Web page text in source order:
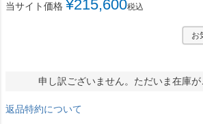
当サイト価格 ¥215,600税込
お
申し訳ございません。ただいま在庫が
返品特約について